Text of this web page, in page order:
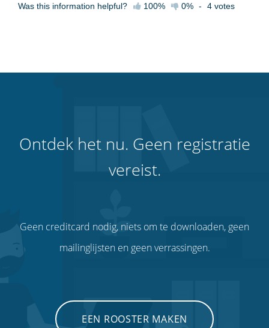
Was this information helpful? 100% 0% - 4 votes
Ontdek het nu. Geen registratie
vereist.
Geen creditcard nodig, niets om te downloaden, geen
mailinglijsten en geen verrassingen.
EEN ROOSTER MAKEN